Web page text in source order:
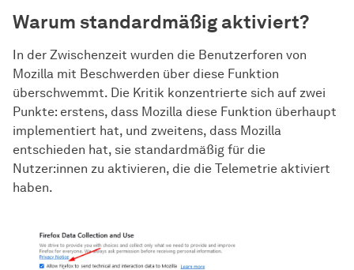
Warum standardmäßig aktiviert?
In der Zwischenzeit wurden die Benutzerforen von
Mozilla mit Beschwerden über diese Funktion
überschwemmt. Die Kritik konzentrierte sich auf zwei
Punkte: erstens, dass Mozilla diese Funktion überhaupt
implementiert hat, und zweitens, dass Mozilla
entschieden hat, sie standardmäßig für die
Nutzer:innen zu aktivieren, die die Telemetrie aktiviert
haben.